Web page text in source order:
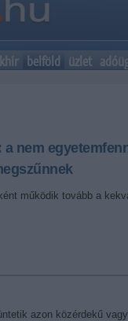
belföld üzlet
a nem
működik tovább a
azon közérdekű